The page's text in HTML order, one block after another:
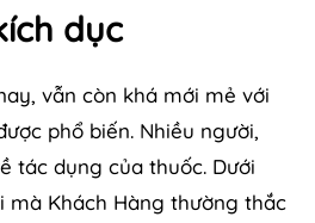
dục
vẫn còn khá mới mẻ với
phổ biến. Nhiều người,
tác dụng của thuốc. Dưới
mà Khách Hàng thường thắc